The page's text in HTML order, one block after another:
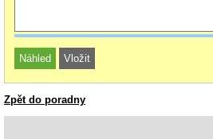
Zpět do poradny